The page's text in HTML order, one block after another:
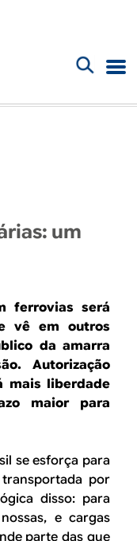
um
ferrovias será
vê em outros
da amarra
Autorização
mais liberdade
maior para
se esforça para
por
disso: para
e cargas
parte das que